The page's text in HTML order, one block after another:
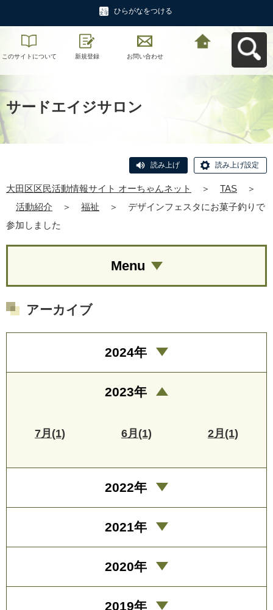
ひらがなをつける
このサイトについて 新規登録 お問い合わせ
サードエイジサロン
読み上げ 読み上げ設定
大田区区民活動情報サイト オーちゃんネット ＞ TAS
＞
活動紹介
＞ 福祉 ＞
デザインフェスタにお菓子釣りで
参加しました
Menu
アーカイブ
2024年
2023年
7月(1) 6月(1) 2月(1)
2022年
2021年
2020年
2019年